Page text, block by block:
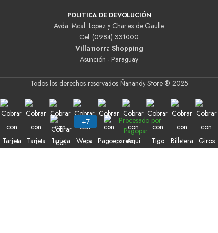
POLITICA DE DEVOLUCIÓN
Avda. Mcal. Lopez y Charles de Gaulle
Cel: (0984) 331000
Villamorra Shopping
Asunción - Paraguay
Todos los derechos reservados Ñanandy Store ® 2025
Buscar